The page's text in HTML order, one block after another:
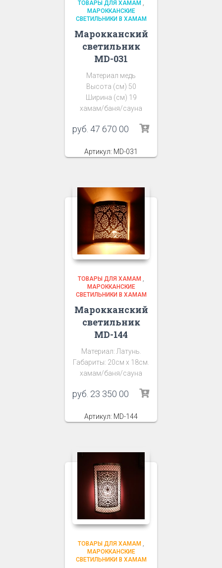
ТОВАРЫ ДЛЯ ХАМАМ ,
МАРОККАНСКИЕ
СВЕТИЛЬНИКИ В ХАМАМ
Марокканский
светильник
MD-031
Материал медь
Высота (см) 50
Ширина (см) 19
хамам/баня/сауна
руб. 47 670 00
Артикул: MD-031
ТОВАРЫ ДЛЯ ХАМАМ ,
МАРОККАНСКИЕ
СВЕТИЛЬНИКИ В ХАМАМ
Марокканский
светильник
MD-144
Материал: Латунь.
Габариты: 20см х 18см.
хамам/баня/сауна
руб. 23 350 00
Артикул: MD-144
ТОВАРЫ ДЛЯ ХАМАМ ,
МАРОККАНСКИЕ
СВЕТИЛЬНИКИ В ХАМАМ